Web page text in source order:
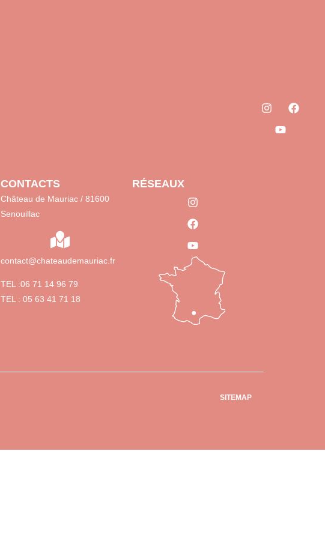
CONTACTS
Château de Mauriac / 81600
Senouillac
contact@chateaudemauriac.fr
TEL :06 71 14 96 79
TEL : 05 63 41 71 18
RÉSEAUX
SITEMAP